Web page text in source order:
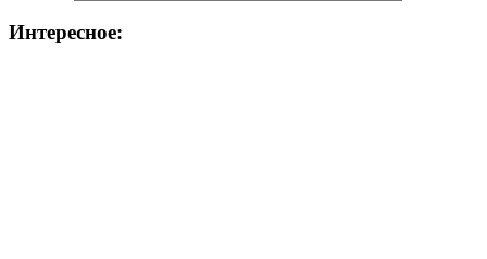
Интересное: